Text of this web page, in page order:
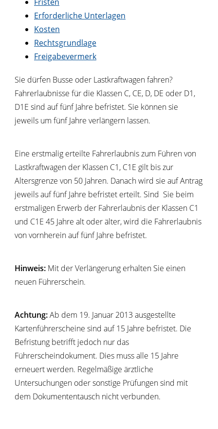
Erforderliche Unterlagen
Kosten
Rechtsgrundlage
Freigabevermerk
Sie dürfen Busse oder Lastkraftwagen fahren?
Fahrerlaubnisse für die Klassen C, CE, D, DE oder D1,
D1E sind auf fünf Jahre befristet. Sie können sie
jeweils um fünf Jahre verlängern lassen.
Eine erstmalig erteilte Fahrerlaubnis zum Führen von
Lastkraftwagen der Klassen C1, C1E gilt bis zur
Altersgrenze von 50 Jahren. Danach wird sie auf Antrag
jeweils auf fünf Jahre befristet erteilt. Sind Sie beim
erstmaligen Erwerb der Fahrerlaubnis der Klassen C1
und C1E 45 Jahre alt oder älter, wird die Fahrerlaubnis
von vornherein auf fünf Jahre befristet.
Hinweis: Mit der Verlängerung erhalten Sie einen
neuen Führerschein.
Achtung:Ab dem 19. Januar 2013 ausgestellte
Kartenführerscheine sind auf 15 Jahre befristet. Die
Befristung betrifft jedoch nur das
Führerscheindokument. Dies muss alle 15 Jahre
erneuert werden. Regelmäßige ärztliche
Untersuchungen oder sonstige Prüfungen sind mit
dem Dokumententausch nicht verbunden.